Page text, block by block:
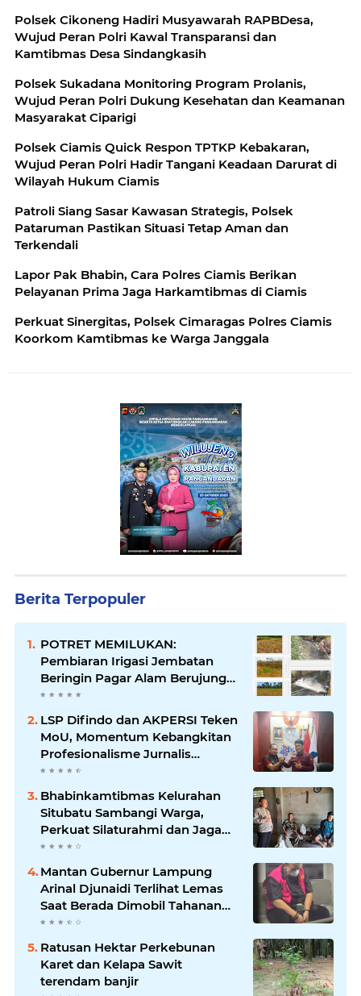
Polsek Cikoneng Hadiri Musyawarah RAPBDesa,
Wujud Peran Polri Kawal Transparansi dan
Kamtibmas Desa Sindangkasih
Polsek Sukadana Monitoring Program Prolanis,
Wujud Peran Polri Dukung Kesehatan dan Keamanan
Masyarakat Ciparigi
Polsek Ciamis Quick Respon TPTKP Kebakaran,
Wujud Peran Polri Hadir Tangani Keadaan Darurat di
Wilayah Hukum Ciamis
Patroli Siang Sasar Kawasan Strategis, Polsek
Pataruman Pastikan Situasi Tetap Aman dan
Terkendali
Lapor Pak Bhabin, Cara Polres Ciamis Berikan
Pelayanan Prima Jaga Harkamtibmas di Ciamis
Perkuat Sinergitas, Polsek Cimaragas Polres Ciamis
Koorkom Kamtibmas ke Warga Janggala
Berita Terpopuler
POTRET MEMILUKAN:
Pembiaran Irigasi Jembatan
Beringin Pagar Alam Berujung
'Bencana' Bagi Petani
LSP Difindo dan AKPERSI Teken
MoU, Momentum Kebangkitan
Profesionalisme Jurnalis
Nasional
Bhabinkamtibmas Kelurahan
Situbatu Sambangi Warga,
Perkuat Silaturahmi dan Jaga
Kondusivitas Wilayah
Mantan Gubernur Lampung
Arinal Djunaidi Terlihat Lemas
Saat Berada Dimobil Tahanan
Kejati Lampung
Ratusan Hektar Perkebunan
Karet dan Kelapa Sawit
terendam banjir